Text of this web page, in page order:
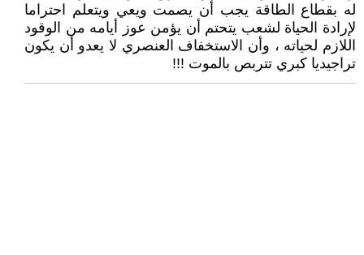
له بقطاع الطاقة يجب أن يصمت ويعي ويتعلم احتراما
لإرادة الحياة لشعب يتحتم أن يؤمن عوز أيامه من الوقود
اللازم لحياته ، وأن الاستخفاف العنصري لا يعدو أن يكون
تراجيديا كبري تتربص بالموت !!!